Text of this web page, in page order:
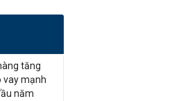
tăng
vay mạnh
năm